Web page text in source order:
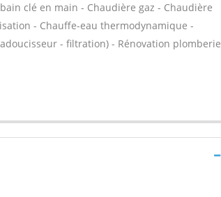
clé en main - Chaudière gaz - Chaudière
- Chauffe-eau thermodynamique -
- filtration) - Rénovation plomberie